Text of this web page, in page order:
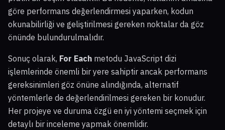
göre performans değerlendirmesi yaparken, kodun
okunabilirliği ve geliştirilmesi gereken noktalar da göz
önünde bulundurulmalıdır.
Sonuç olarak, For Each metodu JavaScript dizi
işlemlerinde önemli bir yere sahiptir ancak performans
gereksinimleri göz önüne alındığında, alternatif
yöntemlerle de değerlendirilmesi gereken bir konudur.
Her projeye ve duruma özgü en iyi yöntemi seçmek için
detaylı bir inceleme yapmak önemlidir.